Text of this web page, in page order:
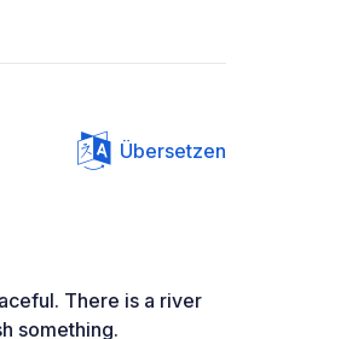
Übersetzen
There is a river
something.